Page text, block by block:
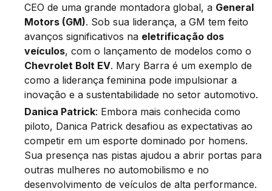
CEO de uma grande montadora global, a General
Motors (GM). Sob sua liderança, a GM tem feito
avanços significativos na eletrificação dos
veículos, com o lançamento de modelos como o
Chevrolet Bolt EV. Mary Barra é um exemplo de
como a liderança feminina pode impulsionar a
inovação e a sustentabilidade no setor automotivo.
Danica Patrick: Embora mais conhecida como
piloto, Danica Patrick desafiou as expectativas ao
competir em um esporte dominado por homens.
Sua presença nas pistas ajudou a abrir portas para
outras mulheres no automobilismo e no
desenvolvimento de veículos de alta performance.